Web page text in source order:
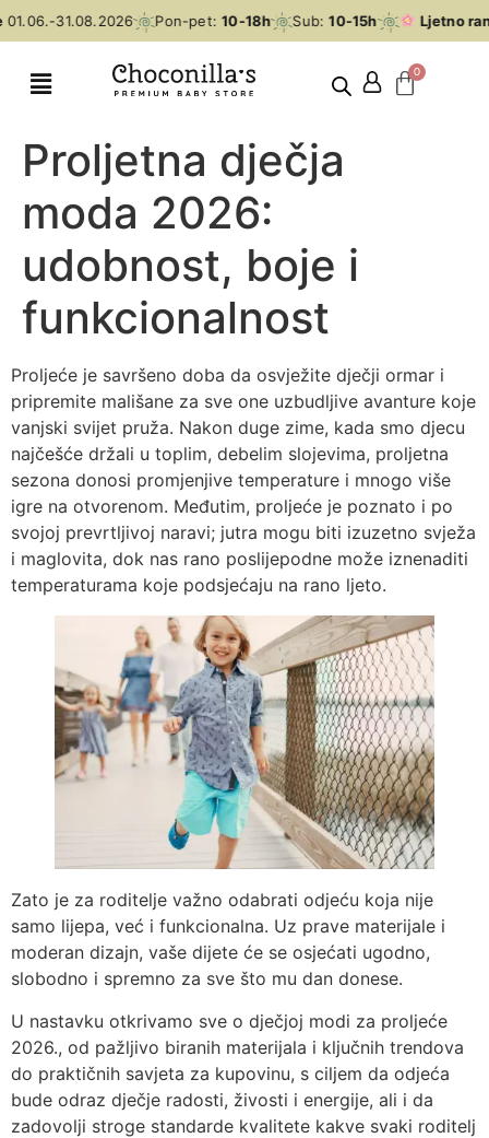
31.08.2026 Pon-pet:10-18h Sub:10-15h Ljetno
Proljetna dječja
moda 2026:
udobnost, boje i
funkcionalnost
Proljeće je savršeno doba da osvježite dječji ormar i
pripremite mališane za sve one uzbudljive avanture koje
vanjski svijet pruža. Nakon duge zime, kada smo djecu
najčešće držali u toplim, debelim slojevima, proljetna
sezona donosi promjenjive temperature i mnogo više
igre na otvorenom. Međutim, proljeće je poznato i po
svojoj prevrtljivoj naravi; jutra mogu biti izuzetno svježa
i maglovita, dok nas rano poslijepodne može iznenaditi
temperaturama koje podsjećaju na rano ljeto.
Zato je za roditelje važno odabrati odjeću koja nije
samo lijepa, već i funkcionalna. Uz prave materijale i
moderan dizajn, vaše dijete će se osjećati ugodno,
slobodno i spremno za sve što mu dan donese.
U nastavku otkrivamo sve o dječjoj modi za proljeće
2026., od pažljivo biranih materijala i ključnih trendova
do praktičnih savjeta za kupovinu, s ciljem da odjeća
bude odraz dječje radosti, živosti i energije, ali i da
zadovolji stroge standarde kvalitete kakve svaki roditelj